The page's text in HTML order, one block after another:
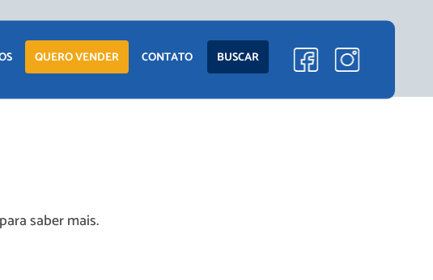
QUERO VENDER CONTATO BUSCAR
APARTAMENTO
CASA
LANÇAMENTOS
EM CONSTRUÇÃO
saber mais.